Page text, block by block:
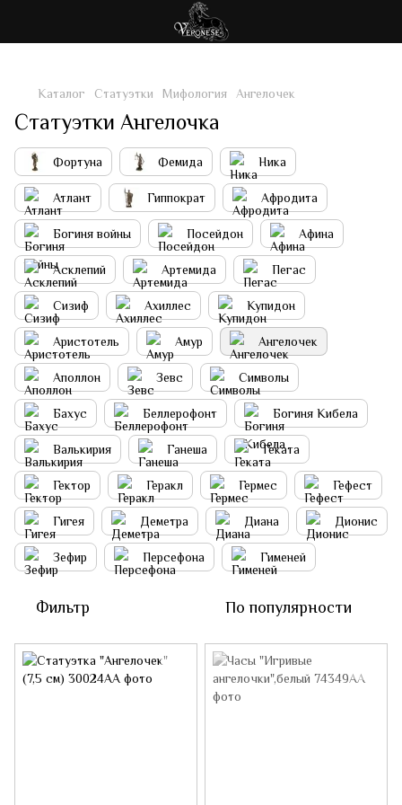
Каталог Статуэтки Мифология Ангелочек
Статуэтки Ангелочка
Фортуна Фемида Ника
Атлант Гиппократ Афродита
Богиня войны Посейдон Афина
Асклепий Артемида Пегас
Сизиф Ахиллес Купидон
Аристотель Амур Ангелочек
Аполлон Зевс Символы
Бахус Беллерофонт Богиня Кибела
Валькирия Ганеша Геката
Гектор Геракл Гермес Гефест
Гигея Деметра Диана Дионис
Зефир Персефона Гименей
Фильтр По популярности